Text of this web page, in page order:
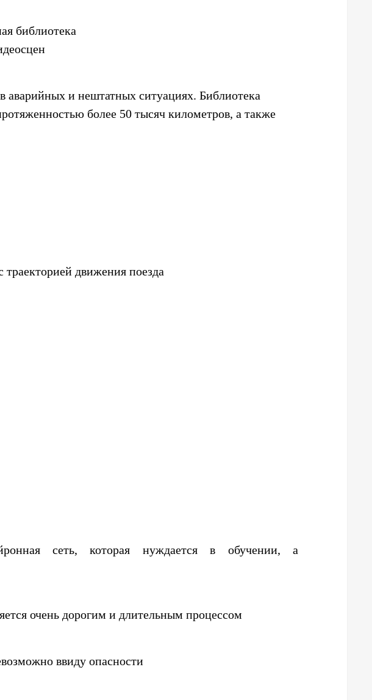
аварийных и нештатных ситуациях. Библиотека
более 50 тысяч километров, а также
движения поезда
сеть, которая нуждается в обучении, а
очень дорогим и длительным процессом
ввиду опасности